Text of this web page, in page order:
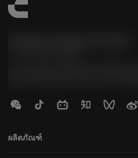
ผลิตภัณฑ์